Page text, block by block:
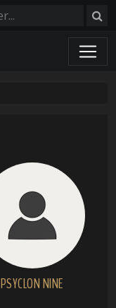
PSYCLON NINE